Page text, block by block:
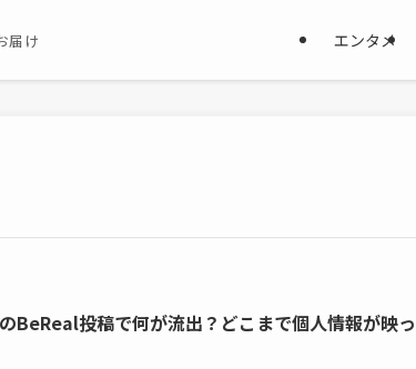
届け エンタメ
BeReal投稿で何が流出？どこまで個人情報が映っ